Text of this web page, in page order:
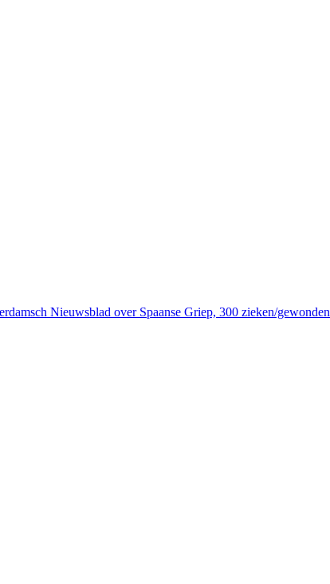
Nieuwsblad over Spaanse Griep, 300 zieken/gewonden